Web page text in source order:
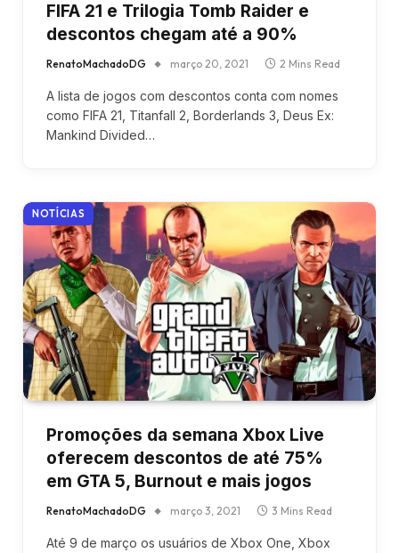
FIFA 21 e Trilogia Tomb Raider e
descontos chegam até a 90%
RenatoMachadoDG março 20, 2021 2 Mins Read
A lista de jogos com descontos conta com nomes
como FIFA 21, Titanfall 2, Borderlands 3, Deus Ex:
Mankind Divided…
NOTÍCIAS
Promoções da semana Xbox Live
oferecem descontos de até 75%
em GTA 5, Burnout e mais jogos
RenatoMachadoDG março 3, 2021 3 Mins Read
Até 9 de março os usuários de Xbox One, Xbox